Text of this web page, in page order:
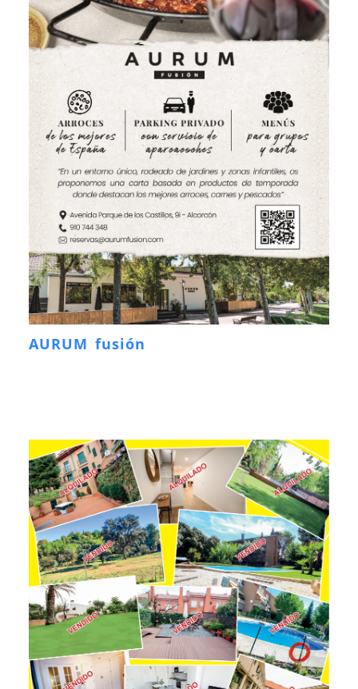
AURUM fusión